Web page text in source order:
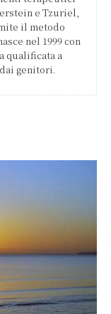
e Tzuriel,
il metodo
nel 1999 con
qualificata a
genitori.